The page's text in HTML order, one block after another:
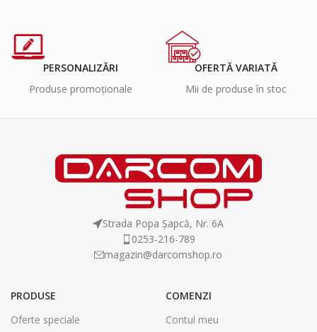
PERSONALIZĂRI
Produse promoționale
OFERTĂ VARIATĂ
Mii de produse în stoc
Strada Popa Șapcă, Nr. 6A
0253-216-789
magazin@darcomshop.ro
PRODUSE
Oferte speciale
COMENZI
Contul meu